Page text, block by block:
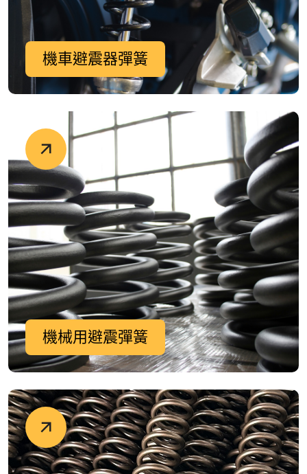
機車避震器彈簧
機械用避震彈簧